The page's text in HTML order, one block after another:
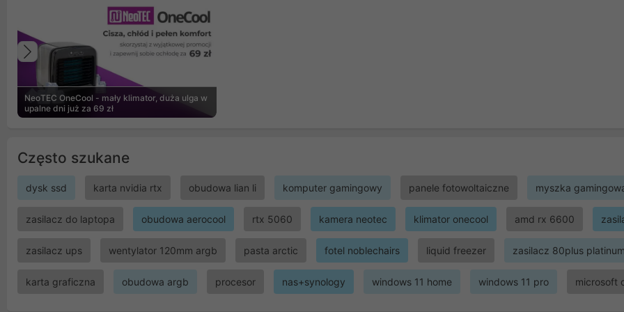
NeoTEC OneCool - mały klimator, duża ulga w
upalne dni już za 69 zł
Poprzedni
Często szukane
dysk ssd karta nvidia rtx obudowa lian li komputer gamingowy panele fotowoltaiczne myszka
zasilacz do laptopa obudowa aerocool rtx 5060 kamera neotec klimator onecool amd rx 6600
zasilacz ups wentylator 120mm argb pasta arctic fotel noblechairs liquid freezer zasilacz 80plus platinum
karta graficzna obudowa argb procesor nas+synology windows 11 home windows 11 pro microsoft